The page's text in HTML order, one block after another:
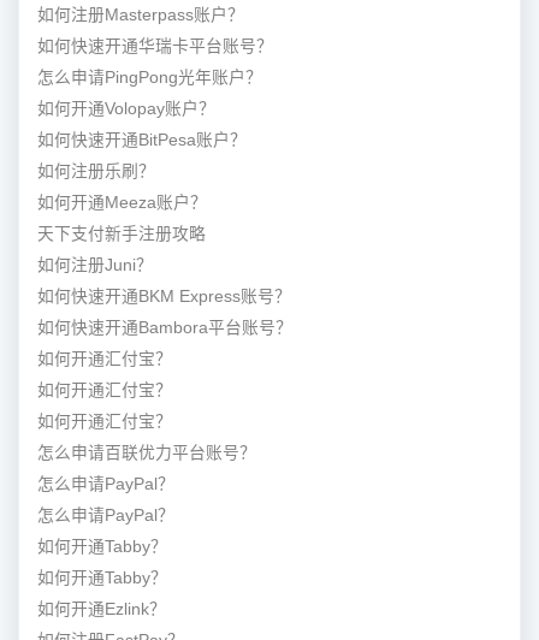
如何注册Masterpass账户？
如何快速开通华瑞卡平台账号？
怎么申请PingPong光年账户？
如何开通Volopay账户？
如何快速开通BitPesa账户？
如何注册乐刷？
如何开通Meeza账户？
天下支付新手注册攻略
如何注册Juni？
如何快速开通BKM Express账号？
如何快速开通Bambora平台账号？
如何开通汇付宝？
如何开通汇付宝？
如何开通汇付宝？
怎么申请百联优力平台账号？
怎么申请PayPal？
怎么申请PayPal？
如何开通Tabby？
如何开通Tabby？
如何开通Ezlink？